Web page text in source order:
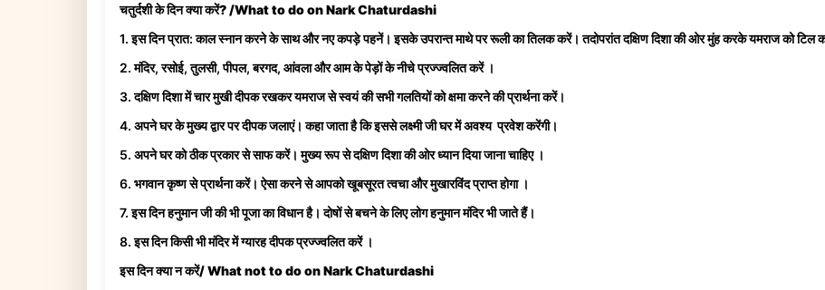
चतुर्दशी के दिन क्या करें? /What to do on Nark Chaturdashi
1. इस दिन प्रात: काल स्नान करने के साथ और नए कपड़े पहनें। इसके उपरान्त माथे पर रूली का तिलक करें। तदोपरांत दक्षिण दिशा की ओर मुंह करके यमराज को टिल
2. मंदिर, रसोई, तुलसी, पीपल, बरगद, आंवला और आम के पेड़ों के नीचे प्रज्ज्वलित करें ।
3. दक्षिण दिशा में चार मुखी दीपक रखकर यमराज से स्वयं की सभी गलतियों को क्षमा करने की प्रार्थना करें।
4. अपने घर के मुख्य द्वार पर दीपक जलाएं। कहा जाता है कि इससे लक्ष्मी जी घर में अवश्य प्रवेश करेंगी।
5. अपने घर को ठीक प्रकार से साफ करें। मुख्य रूप से दक्षिण दिशा की ओर ध्यान दिया जाना चाहिए ।
6. भगवान कृष्ण से प्रार्थना करें। ऐसा करने से आपको खूबसूरत त्वचा और मुखारविंद प्राप्त होगा ।
7. इस दिन हनुमान जी की भी पूजा का विधान है। दोषों से बचने के लिए लोग हनुमान मंदिर भी जाते हैं।
8. इस दिन किसी भी मंदिर में ग्यारह दीपक प्रज्ज्वलित करें ।
इस दिन क्या न करें/ What not to do on Nark Chaturdashi